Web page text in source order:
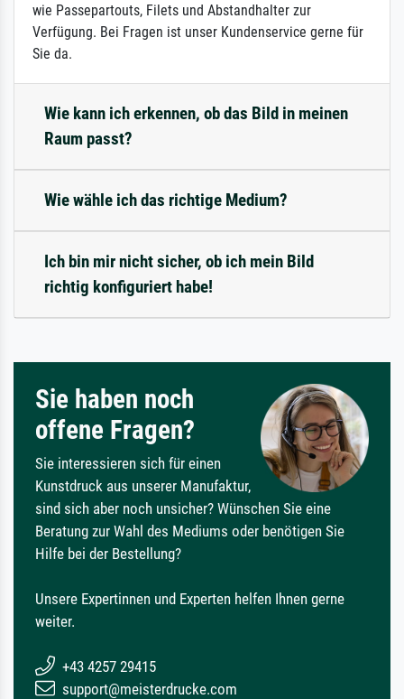
wie Passepartouts, Filets und Abstandhalter zur
Verfügung. Bei Fragen ist unser Kundenservice gerne für
Sie da.
Wie kann ich erkennen, ob das Bild in meinen
Raum passt?
Wie wähle ich das richtige Medium?
Ich bin mir nicht sicher, ob ich mein Bild
richtig konfiguriert habe!
Sie haben noch
offene Fragen?
Sie interessieren sich für einen
Kunstdruck aus unserer Manufaktur,
sind sich aber noch unsicher? Wünschen Sie eine
Beratung zur Wahl des Mediums oder benötigen Sie
Hilfe bei der Bestellung?
Unsere Expertinnen und Experten helfen Ihnen gerne
weiter.
+43 4257 29415
support@meisterdrucke.com